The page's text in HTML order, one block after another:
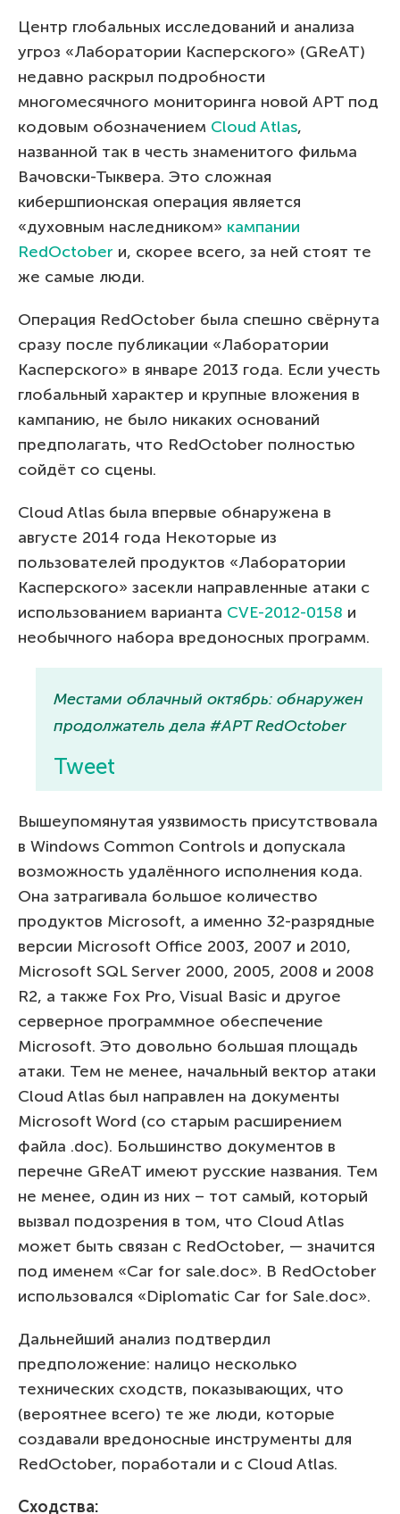
Центр глобальных исследований и анализа
угроз «Лаборатории Касперского» (GReAT)
недавно раскрыл подробности
многомесячного мониторинга новой APT под
кодовым обозначением Cloud Atlas,
названной так в честь знаменитого фильма
Вачовски-Тыквера. Это сложная
кибершпионская операция является
«духовным наследником» кампании
RedOctober и, скорее всего, за ней стоят те
же самые люди.
Операция RedOctober была спешно свёрнута
сразу после публикации «Лаборатории
Касперского» в январе 2013 года. Если учесть
глобальный характер и крупные вложения в
кампанию, не было никаких оснований
предполагать, что RedOctober полностью
сойдёт со сцены.
Cloud Atlas была впервые обнаружена в
августе 2014 года Некоторые из
пользователей продуктов «Лаборатории
Касперского» засекли направленные атаки с
использованием варианта CVE-2012-0158 и
необычного набора вредоносных программ.
Местами облачный октябрь: обнаружен
продолжатель дела #APT RedOctober
Tweet
Вышеупомянутая уязвимость присутствовала
в Windows Common Controls и допускала
возможность удалённого исполнения кода.
Она затрагивала большое количество
продуктов Microsoft, а именно 32-разрядные
версии Microsoft Office 2003, 2007 и 2010,
Microsoft SQL Server 2000, 2005, 2008 и 2008
R2, а также Fox Pro, Visual Basic и другое
серверное программное обеспечение
Microsoft. Это довольно большая площадь
атаки. Тем не менее, начальный вектор атаки
Cloud Atlas был направлен на документы
Microsoft Word (со старым расширением
файла .doc). Большинство документов в
перечне GReAT имеют русские названия. Тем
не менее, один из них – тот самый, который
вызвал подозрения в том, что Cloud Atlas
может быть связан с RedOctober, — значится
под именем «Car for sale.doc». В RedOctober
использовался «Diplomatic Car for Sale.doc».
Дальнейший анализ подтвердил
предположение: налицо несколько
технических сходств, показывающих, что
(вероятнее всего) те же люди, которые
создавали вредоносные инструменты для
RedOctober, поработали и с Cloud Atlas.
Cходства: